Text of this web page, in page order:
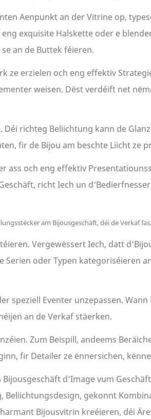
Aenpunkt an der Vitrine op,
exquisite Halskette oder e
an de Buttek féieren.
ze erzielen och eng effektiv
weisen. Dëst verdéift net
richteg Beliichtung kann de
fir de Bijou am beschte Liicht ze
ass och eng effektiv
richt Iech un
Vergewëssert Iech, datt
oder Typen kategoriséieren
speziell Eventer unzepassen.
an de Verkaf stäerken.
Zum Beispill, andeems
fir Detailer ze ënnersichen,
d'Image vum
gekonnt
Bijousvitrin kreéieren, déi